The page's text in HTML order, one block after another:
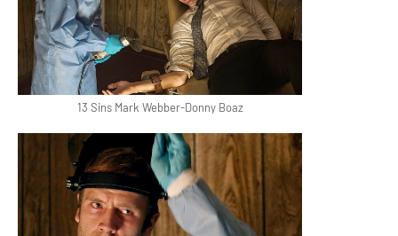
13 Sins Mark Webber-Donny Boaz